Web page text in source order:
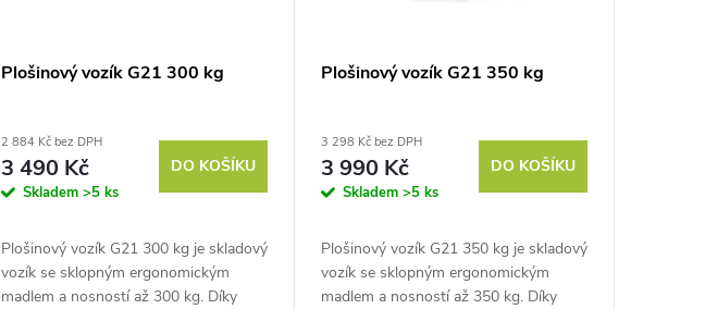
Plošinový vozík G21 300 kg
2 884 Kč bez DPH
3 490 Kč
Skladem >5 ks
DO KOŠÍKU
Plošinový vozík G21 300 kg je skladový
vozík se sklopným ergonomickým
madlem a nosností až 300 kg. Díky
Plošinový vozík G21 350 kg
3 298 Kč bez DPH
3 990 Kč
Skladem >5 ks
DO KOŠÍKU
Plošinový vozík G21 350 kg je skladový
vozík se sklopným ergonomickým
madlem a nosností až 350 kg. Díky